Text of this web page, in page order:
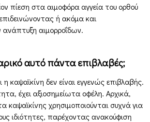
πίεση στα αιμοφόρα αγγεία του ορθού
ή ακόμα και
αιμορροΐδων.
αυτό πάντα επιβλαβές;
η καψαϊκίνη δεν είναι εγγενώς επιβλαβής.
έχει αξιοσημείωτα οφέλη. Αρχικά,
καψαϊκίνης χρησιμοποιούνται συχνά για
ιδιότητες, παρέχοντας ανακούφιση